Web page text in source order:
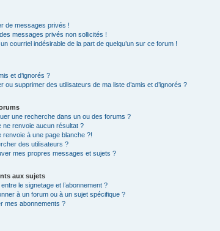
de messages privés !
messages privés non sollicités !
courriel indésirable de la part de quelqu’un sur ce forum !
et d’ignorés ?
ou supprimer des utilisateurs de ma liste d’amis et d’ignorés ?
une recherche dans un ou des forums ?
ne renvoie aucun résultat ?
renvoie à une page blanche ?!
des utilisateurs ?
mes propres messages et sujets ?
aux sujets
le signetage et l’abonnement ?
à un forum ou à un sujet spécifique ?
mes abonnements ?